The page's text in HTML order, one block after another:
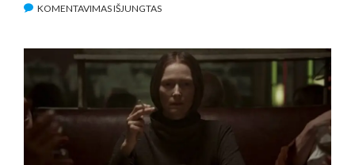
KOMENTAVIMAS IŠJUNGTASĮRAŠE
TEATRUS
ATKELIAUJANTIS
SIAUBO
TRILERIS